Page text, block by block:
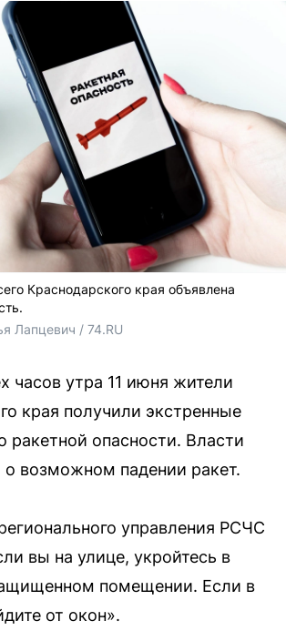
Краснодарского края объявлена
Лапцевич / 74.RU
часов утра 11 июня жители
края получили экстренные
ракетной опасности. Власти
о возможном падении ракет.
управления РСЧС
вы на улице, укройтесь в
помещении. Если в
от окон».